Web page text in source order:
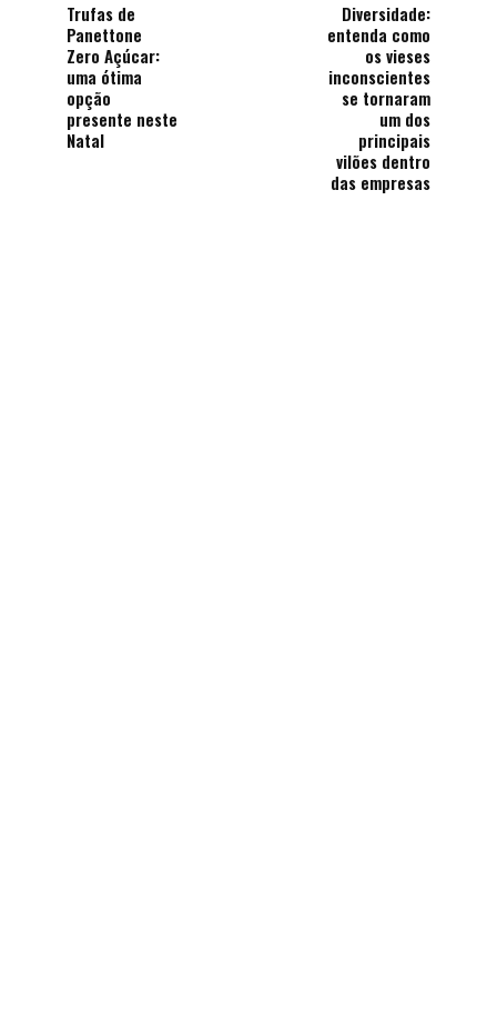
Trufas de
Panettone
Zero Açúcar:
uma ótima
opção
presente neste
Natal
Diversidade:
entenda como
os vieses
inconscientes
se tornaram
um dos
principais
vilões dentro
das empresas